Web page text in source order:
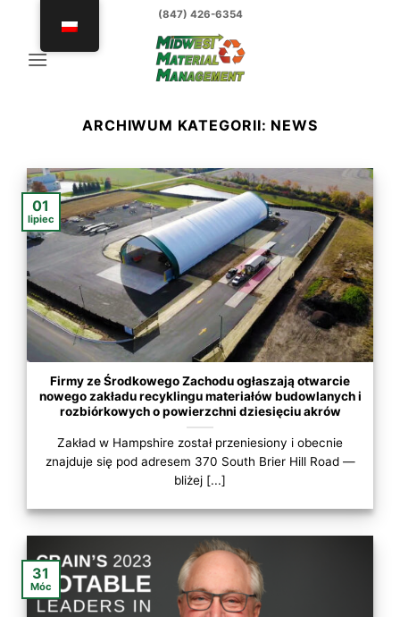
treści
(847) 426-6354
ARCHIWUM KATEGORII: NEWS
Firmy ze Środkowego Zachodu ogłaszają otwarcie
nowego zakładu recyklingu materiałów budowlanych i
rozbiórkowych o powierzchni dziesięciu akrów
Zakład w Hampshire został przeniesiony i obecnie
znajduje się pod adresem 370 South Brier Hill Road —
bliżej [...]
01
lipiec
31
Móc